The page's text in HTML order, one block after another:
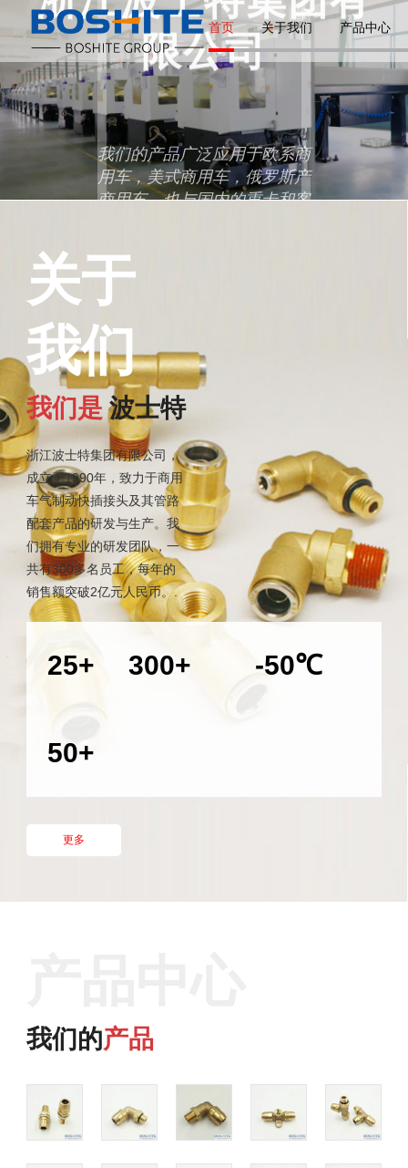
首页 关于我们 产品中心
限公司
我们的产品广泛应用于欧系商
用车，美式商用车，俄罗斯产
商用车，也与国内的重卡和客
车厂家有长久的业务合作关
系。
关于
我们
我们是波士特
浙江波士特集团有限公司，
成立于1990年，致力于商用
车气制动快插接头及其管路
配套产品的研发与生产。我
们拥有专业的研发团队，一
共有300多名员工，每年的
销售额突破2亿元人民币。.
发展历程
25+
员工
300+
产品性能
-50℃
50+
更多
我们的产品